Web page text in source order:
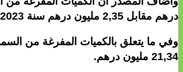
درهم مقابل 2,35 مليون درهم سنة 2023.
21,34 مليون درهم.